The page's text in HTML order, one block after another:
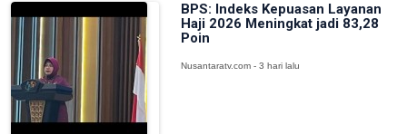
BPS: Indeks Kepuasan Layanan
Haji 2026 Meningkat jadi 83,28
Poin
Nusantaratv.com - 3 hari lalu